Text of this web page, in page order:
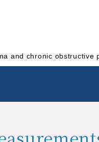
and chronic obstructive